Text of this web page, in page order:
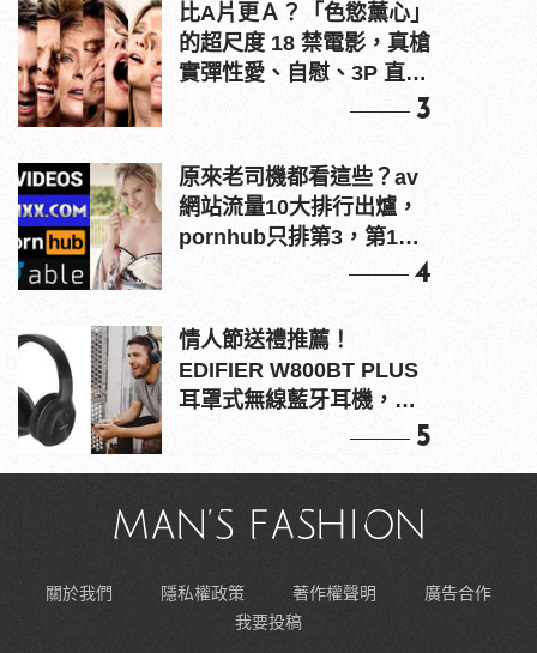
比A片更Ａ？「色慾薰心」
的超尺度 18 禁電影，真槍
實彈性愛、自慰、3P 直接
3
原來老司機都看這些？av
網站流量10大排行出爐，
pornhub只排第3，第1名
4
情人節送禮推薦！
EDIFIER W800BT PLUS
耳罩式無線藍牙耳機，在
5
關於我們 隱私權政策 著作權聲明
廣告合作
我要投稿